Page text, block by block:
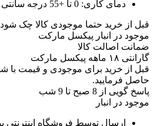
دمای کاری: 0 تا +55 درجه سانتی گراد
قبل از خرید حتما موجودی کالا چک
موجود در انبار پیکسل مارکت
ضمانت اصالت کالا
گارانتی ۱۸ ماهه پیکسل مارکت
حاصل فرمایید.
پاسخ گویی از 8 صبح تا 9 شب
موجود در انبار
ارسال توسط فروشگاه اینترنتی